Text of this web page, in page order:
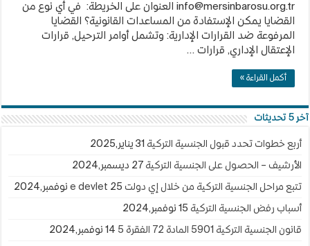
info@mersinbarosu.org.tr العنوان على الخريطة: في أي نوع من
القضايا يمكن الإستفادة من المساعدات القانونية؟ القضايا
المرفوعة ضد القرارات الإدارية: وتشمل أوامر الترحيل, قرارات
الإعتقال الإداري, قرارات …
أكمل القراءة »
آخر 5 تحديثات
أربع خطوات تحدد قبول الجنسية التركية 31 يناير,2025
الأرشيف – الحصول على الجنسية التركية 27 ديسمبر,2024
تتبع مراحل الجنسية التركية من خلال إي دولت e devlet 25 نوفمبر,2024
أسباب رفض الجنسية التركية 15 نوفمبر,2024
قانون الجنسية التركية 5901 المادة 72 الفقرة 5 14 نوفمبر,2024